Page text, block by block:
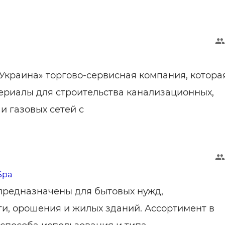
торгово-сервисная компания,
для строительства канализационных,
газовых сетей с
для бытовых нужд,
орошения и жилых зданий. Ассортимент в